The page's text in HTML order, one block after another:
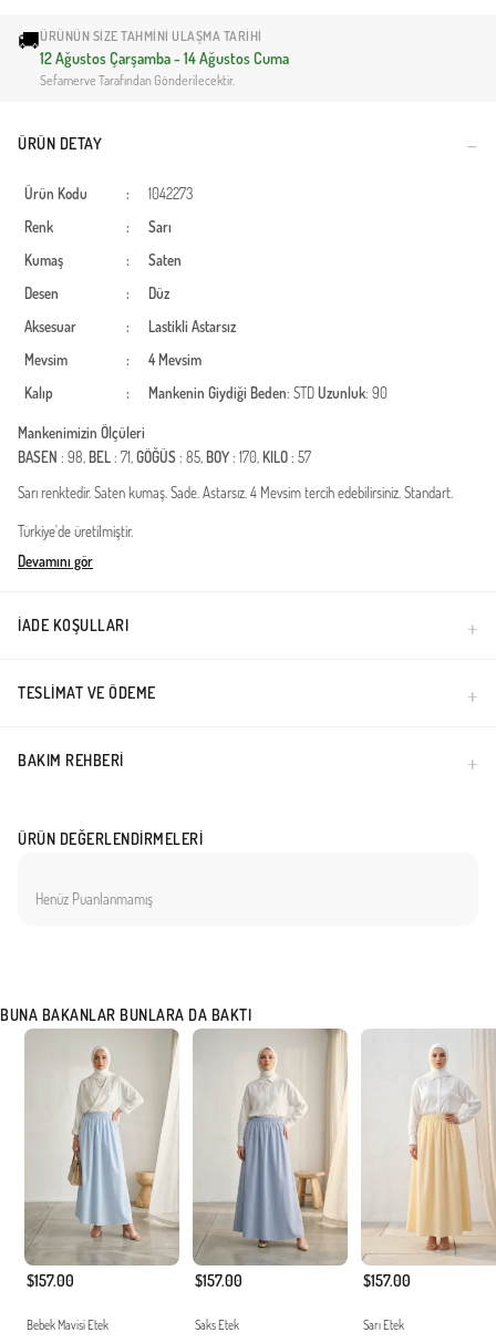
🚚ÜRÜNÜN SIZE TAHMINI ULAŞMA TARIHI
12 Ağustos Çarşamba - 14 Ağustos Cuma
Sefamerve Tarafından Gönderilecektir.
ÜRÜN DETAY
Ürün Kodu :
1042273
Renk
:
Sarı
Kumaş
:
Saten
Desen
:
Düz
Aksesuar
: Lastikli Astarsız
Mevsim
:
4 Mevsim
Kalıp
: Mankenin Giydiği Beden: STDUzunluk: 90
Mankenimizin Ölçüleri
BASEN : 98, BEL: 71,GÖĞÜS: 85, BOY: 170, KILO: 57
Sarı renktedir. Saten kumaş. Sade. Astarsız. 4 Mevsim tercih edebilirsiniz. Standart.
Türkiye'de üretilmiştir.
Devamını gör
İADE KOŞULLARI
TESLIMAT VE ÖDEME
BAKIM REHBERI
ÜRÜN DEĞERLENDIRMELERI
Henüz Puanlanmamış
BUNA BAKANLAR BUNLARA DA BAKTI
$157.00
Bebek Mavisi Etek
$157.00
Saks Etek
$157.00
Sarı Etek